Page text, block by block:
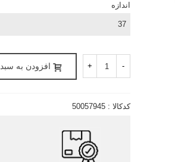
اندازه
-
+ افزودن به
کدکالا : 50057945